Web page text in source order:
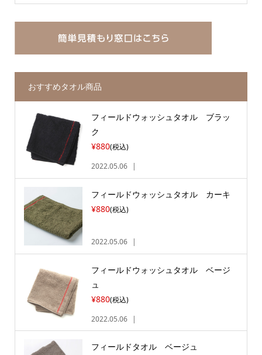
おすすめタオル商品
フィールドウォッシュタオル ブラッ
ク
¥880(税込)
2022.05.06
フィールドウォッシュタオル カーキ
¥880(税込)
2022.05.06
フィールドウォッシュタオル ベージ
ュ
¥880(税込)
2022.05.06
フィールドタオル ベージュ